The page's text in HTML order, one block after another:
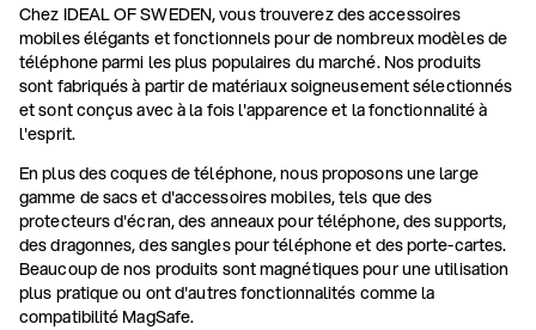
Chez IDEAL OF SWEDEN, vous trouverez des accessoires
mobiles élégants et fonctionnels pour de nombreux modèles de
téléphone parmi les plus populaires du marché. Nos produits
sont fabriqués à partir de matériaux soigneusement sélectionnés
et sont conçus avec à la fois l'apparence et la fonctionnalité à
l'esprit.
En plus des coques de téléphone, nous proposons une large
gamme de sacs et d'accessoires mobiles, tels que des
protecteurs d'écran, des anneaux pour téléphone, des supports,
des dragonnes, des sangles pour téléphone et des porte-cartes.
Beaucoup de nos produits sont magnétiques pour une utilisation
plus pratique ou ont d'autres fonctionnalités comme la
compatibilité MagSafe.